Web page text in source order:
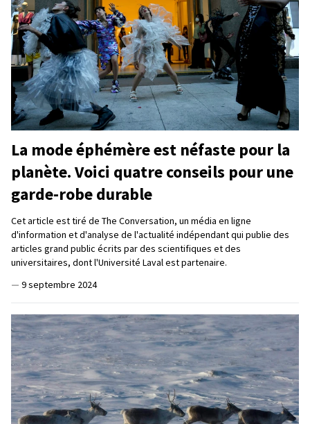
La mode éphémère est néfaste pour la
planète. Voici quatre conseils pour une
garde-robe durable
Cet article est tiré de The Conversation, un média en ligne
d'information et d'analyse de l'actualité indépendant qui publie des
articles grand public écrits par des scientifiques et des
universitaires, dont l'Université Laval est partenaire.
— 9 septembre 2024